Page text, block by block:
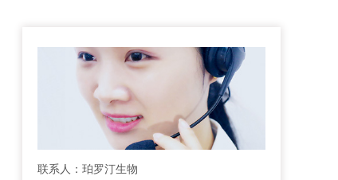
联系人：珀罗汀生物